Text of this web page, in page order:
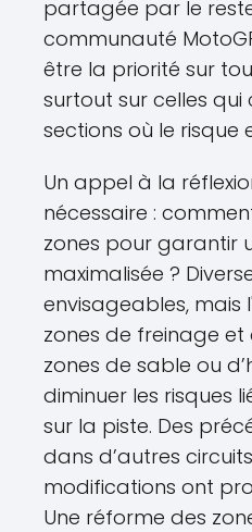
partagée par le
communauté
être la priorité sur
surtout sur celles
sections où le risque
Un appel à la
nécessaire :
zones pour garantir
maximalisée ?
envisageables, mais
zones de freinage et
zones de sable ou
diminuer les risques
sur la piste. Des
dans d’autres
modifications ont
Une réforme des